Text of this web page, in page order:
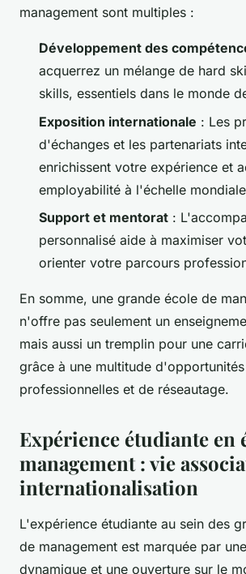
management sont multiples :
Développement des
acquerrez un mélange de hard
skills, essentiels dans le monde
Exposition internationale : Les
d'échanges et les partenariats
enrichissent votre expérience et
employabilité à l'échelle
Support et mentorat :
personnalisé aide à maximiser
orienter votre parcours
En somme, une grande école de
n'offre pas seulement un
mais aussi un tremplin pour une
grâce à une multitude d'opportunités
professionnelles et de réseautage.
Expérience étudiante en
management : vie
internationalisation
L'expérience étudiante au sein des
de management est marquée par
dynamique et une ouverture sur le